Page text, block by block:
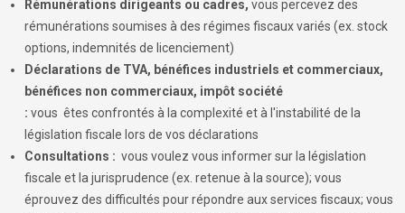
Rémunérations dirigeants ou cadres, vous percevez des
rémunérations soumises à des régimes fiscaux variés (ex. stock
options, indemnités de licenciement)
Déclarations de TVA, bénéfices industriels et commerciaux,
bénéfices non commerciaux, impôt société
: vous êtes confrontés à la complexité et à l'instabilité de la
législation fiscale lors de vos déclarations
Consultations : vous voulez vous informer sur la législation
fiscale et la jurisprudence (ex. retenue à la source); vous
éprouvez des difficultés pour répondre aux services fiscaux; vous